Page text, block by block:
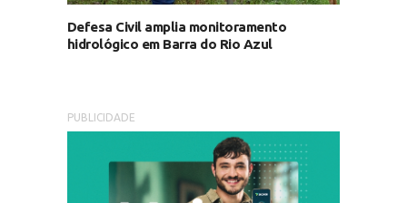
Defesa Civil amplia monitoramento
hidrológico em Barra do Rio Azul
PUBLICIDADE